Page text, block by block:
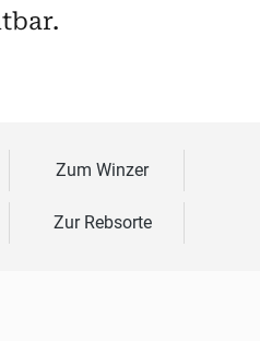
Zum Winzer
Zur Rebsorte